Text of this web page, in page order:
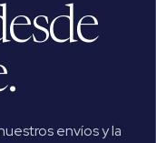
envíos y la